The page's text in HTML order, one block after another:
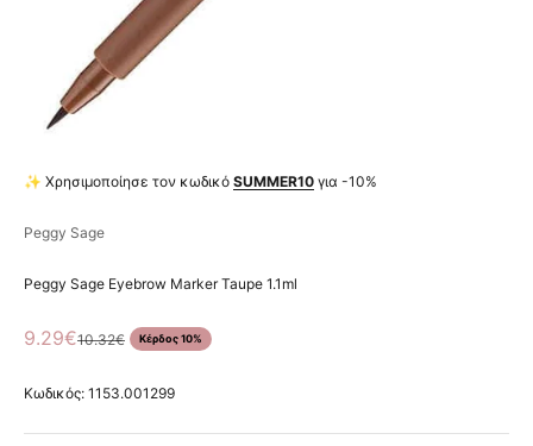
✨ Χρησιμοποίησε τον κωδικό SUMMER10 για -10%
Peggy Sage
Peggy Sage Eyebrow Marker Taupe 1.1ml
Τιμή πώλησης
9.29€Κανονική τιμή
10.32€ Κέρδος 10%
Κωδικός: 1153.001299